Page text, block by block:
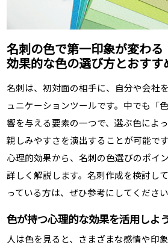
名刺の色で第一印象が変わる
効果的な色の選び方とおす
名刺は、初対面の相手に、自分や会社
ュニケーションツールです。中でも「
響を与える要素の一つで、選ぶ色によ
親しみやすさを演出することが可能で
心理的効果から、名刺の色選びのポイ
詳しく解説します。名刺作成を検討し
っている方は、ぜひ参考にしてください
色が持つ心理的な効果を活用しよ
人は色を見ると、さまざまな感情や印